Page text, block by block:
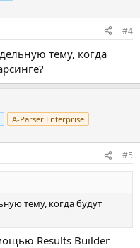
#4
тему, когда
A-Parser Enterprise
#5
тему, когда будут
Results Builder